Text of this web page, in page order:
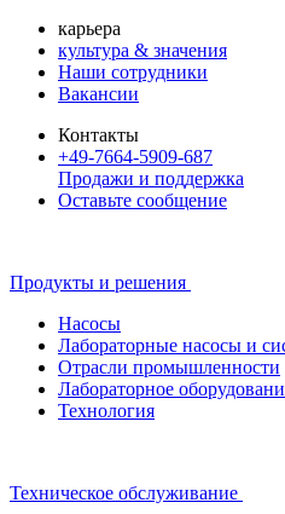
карьера
культура & значения
Наши сотрудники
Вакансии
Контакты
+49-7664-5909-687
Продажи и поддержка
Оставьте сообщение
Продукты и решения
Насосы
Лабораторные насосы и
Отрасли промышленности
Лабораторное
Технология
Техническое обслуживание